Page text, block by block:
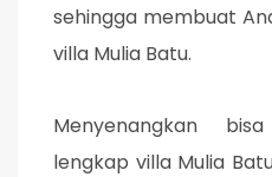
sehingga membuat
villa Mulia Batu.
Menyenangkan
lengkap villa Mulia